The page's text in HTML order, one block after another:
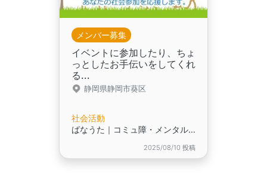
メンバー募集
イベントに参加したり、ちょ
っとしたお手伝いをしてくれ
る...
静岡県静岡市葵区
社会活動
ばなうた｜コミュ障・メンタル疾患・HSP・発達障害・ニートなど、生きづらさを抱える方の居場所
2025/08/10 投稿